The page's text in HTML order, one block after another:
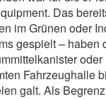
Das
im Grünen oder
gespielt – haben
Fahrzeughalle
galt. Als